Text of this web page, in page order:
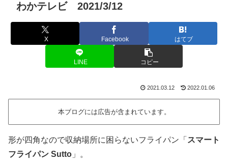
わかテレビ 2021/3/12
X Facebook はてブ
LINE コピー
2021.03.12 2022.01.06
本ブログには広告が含まれています。
形が四角なので収納場所に困らないフライパン「 スマート
フライパン Sutto 」。